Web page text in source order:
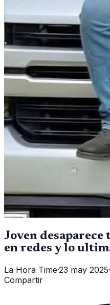
Joven
en redes y lo
La Hora Time·23 may 2025·
Compartir